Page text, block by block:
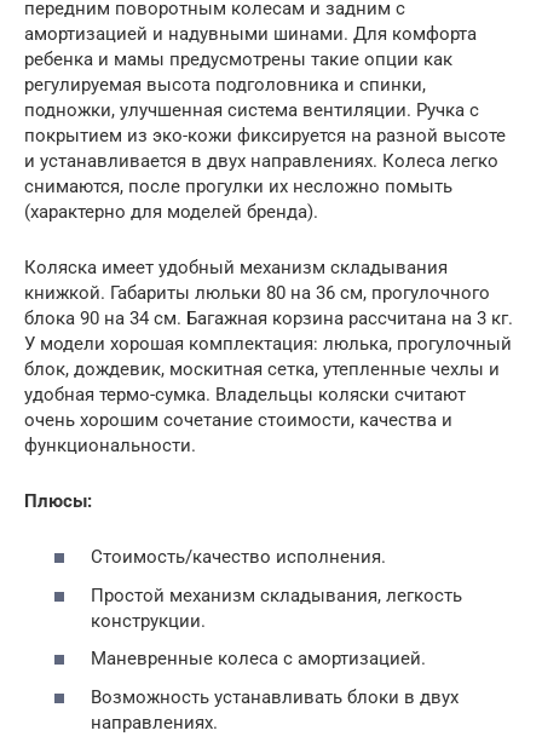
передним поворотным колесам и задним с
амортизацией и надувными шинами. Для комфорта
ребенка и мамы предусмотрены такие опции как
регулируемая высота подголовника и спинки,
подножки, улучшенная система вентиляции. Ручка с
покрытием из эко-кожи фиксируется на разной высоте
и устанавливается в двух направлениях. Колеса легко
снимаются, после прогулки их несложно помыть
(характерно для моделей бренда).
Коляска имеет удобный механизм складывания
книжкой. Габариты люльки 80 на 36 см, прогулочного
блока 90 на 34 см. Багажная корзина рассчитана на 3 кг.
У модели хорошая комплектация: люлька, прогулочный
блок, дождевик, москитная сетка, утепленные чехлы и
удобная термо-сумка. Владельцы коляски считают
очень хорошим сочетание стоимости, качества и
функциональности.
Плюсы:
Стоимость/качество исполнения.
Простой механизм складывания, легкость
конструкции.
Маневренные колеса с амортизацией.
Возможность устанавливать блоки в двух
направлениях.